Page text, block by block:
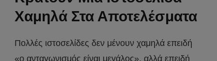
Χαμηλά Στα Αποτελέσματα
Πολλές ιστοσελίδες δεν μένουν χαμηλά επειδή
«ο ανταγωνισμός είναι μεγάλος», αλλά επειδή